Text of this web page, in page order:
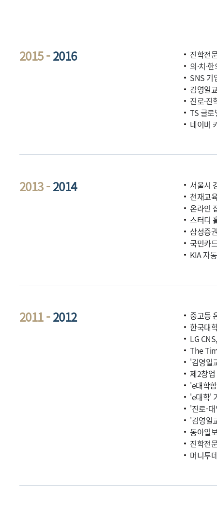
2015 -2016
진학전
의·치·
SNS 기
김영일
진로·
TS 글로
네이버
2013 -2014
서울시
천재교
온라인
스터디
삼성증
국민카
KIA 자
2011 -2012
중고등
한국대
LG
The
'김영일
제2창
'e대학
'e대학'
'진로-
'김영일
동아일
진학전
머니투